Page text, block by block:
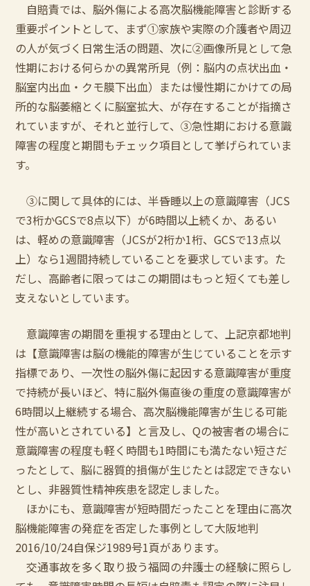
自賠責では、脳外傷による高次脳機能障害と診断する
重要ポイントとして、まず①家族や実際の介護者や周辺
の人が気づく日常生活の問題、次に②画像所見として急
性期における何らかの異常所見（例：脳内の点状出血・
脳室内出血・クモ膜下出血）または慢性期にかけての局
所的な脳萎縮とくに脳室拡大、が存在することが指摘さ
れていますが、それと並行して、③急性期における意識
障害の程度と期間もチェック項目として挙げられていま
す。
③に関して具体的には、半昏睡以上の意識障害（JCS
で3桁かGCSで8点以下）が6時間以上続くか、あるい
は、軽めの意識障害（JCSが2桁か1桁、GCSで13点以
上）なら1週間持続していることを要求しています。た
だし、高齢者に限ってはこの期間はもっと短くても差し
支えないとしています。
意識障害の期間を重視する理由として、上記京都地判
は【意識障害は脳の機能的障害が生じていることを示す
指標であり、一次性の脳外傷に起因する意識障害が重度
で持続が長いほど、特に脳外傷直後の重度の意識障害が
6時間以上継続する場合、高次脳機能障害が生じる可能
性が高いとされている】と言及し、Qの被害者の場合に
意識障害の程度も軽く時間も1時間にも満たない短さだ
ったとして、脳に器質的損傷が生じたとは認定できない
とし、非器質性精神疾患を認定しました。
ほかにも、意識障害が短時間だったことを理由に高次
脳機能障害の発症を否定した事例として大阪地判
2016/10/24自保ジ1989号1頁があります。
交通事故を多く取り扱う福岡の弁護士の経験に照らし